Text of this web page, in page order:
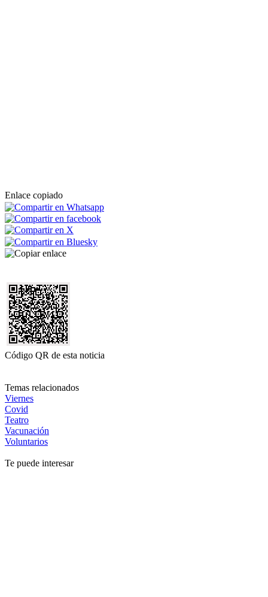
Enlace copiado
Código QR de esta noticia
Temas relacionados
Viernes
Covid
Teatro
Vacunación
Voluntarios
Te puede interesar